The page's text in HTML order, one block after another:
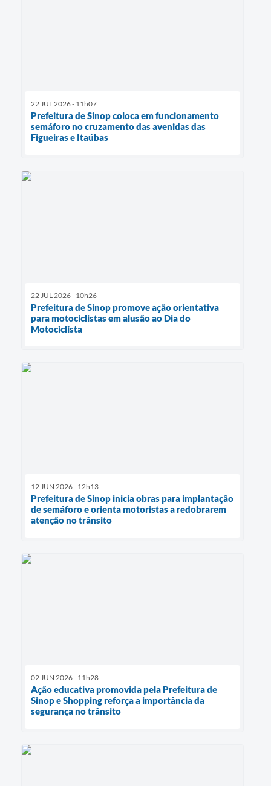
22 JUL 2026 - 11h07
Prefeitura de Sinop coloca em funcionamento
semáforo no cruzamento das avenidas das
Figueiras e Itaúbas
22 JUL 2026 - 10h26
Prefeitura de Sinop promove ação orientativa
para motociclistas em alusão ao Dia do
Motociclista
12 JUN 2026 - 12h13
Prefeitura de Sinop inicia obras para implantação
de semáforo e orienta motoristas a redobrarem
atenção no trânsito
02 JUN 2026 - 11h28
Ação educativa promovida pela Prefeitura de
Sinop e Shopping reforça a importância da
segurança no trânsito